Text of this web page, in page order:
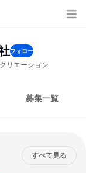
フォロー
リエーション
募集一覧
すべて見る